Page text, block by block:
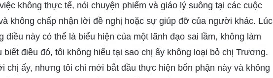
không thực tế, nói chuyện phiếm và giáo lý suông tại các cuộc
không chấp nhận lời đề nghị hoặc sự giúp đỡ của người khác. Lúc
điều này có thể là biểu hiện của một lãnh đạo sai lầm, không làm
điều đó, tôi không hiểu tại sao chị ấy không loại bỏ chị Trương.
chị ấy, nhưng tôi chỉ mới bắt đầu thực hiện bổn phận này và không